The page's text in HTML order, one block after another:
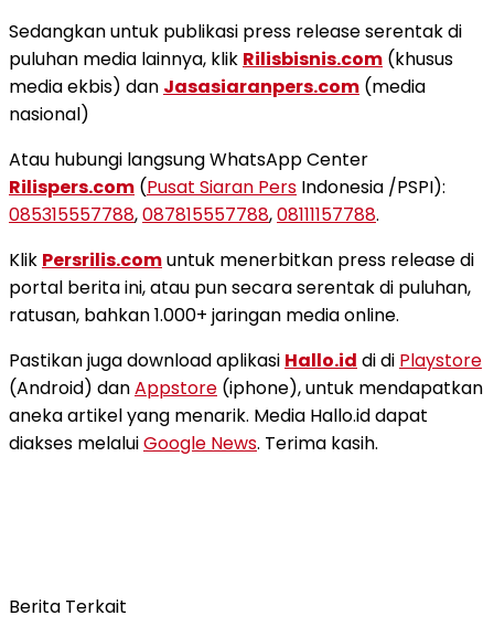
Sedangkan untuk publikasi press release serentak di
puluhan media lainnya, klik Rilisbisnis.com (khusus
media ekbis) dan Jasasiaranpers.com (media
nasional)
Atau hubungi langsung WhatsApp Center
Rilispers.com (Pusat Siaran Pers Indonesia /PSPI):
085315557788,087815557788,08111157788.
Klik Persrilis.comuntuk menerbitkan press release di
portal berita ini, atau pun secara serentak di puluhan,
ratusan, bahkan 1.000+ jaringan media online.
Pastikan juga download aplikasi Hallo.id di di Playstore
(Android) danAppstore (iphone), untuk mendapatkan
aneka artikel yang menarik. Media Hallo.id dapat
diakses melaluiGoogle News. Terima kasih.
Berita Terkait